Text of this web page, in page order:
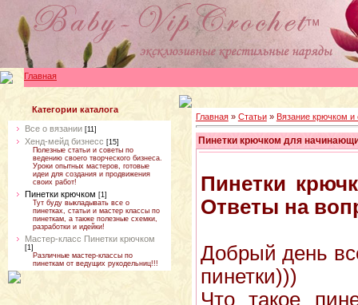
Главная
Категории каталога
Все о вязании [11]
Хенд-мейд бизнесс [15]
Полезные статьи и советы по
ведению своего творческого бизнеса.
Уроки опытных мастеров, готовые
идеи для создания и продвижения
своих работ!
Пинетки крючком [1]
Тут буду выкладывать все о
пинетках, статьи и мастер классы по
пинеткам, а также полезные схемки,
разработки и идейки!
Мастер-класс Пинетки крючком
[1]
Различные мастер-классы по
пинеткам от ведущих рукодельниц!!!
Главная» Статьи» Вязание крючком и
Пинетки крючком для
Пинетки
Ответы на
Добрый день
пинетки)))
Что такое